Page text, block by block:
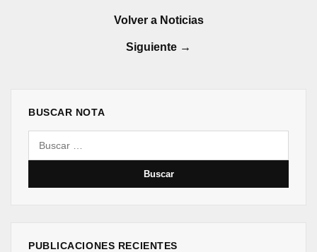
Volver a Noticias
Siguiente →
BUSCAR NOTA
PUBLICACIONES RECIENTES